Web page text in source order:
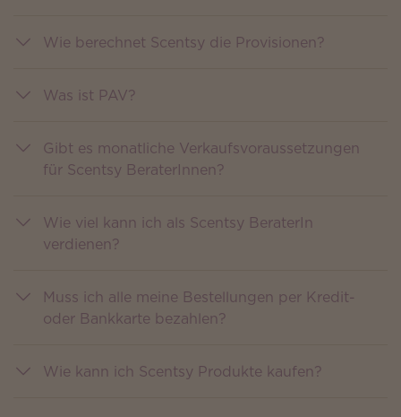
Wie berechnet Scentsy die Provisionen?
Was ist PAV?
Gibt es monatliche Verkaufsvoraussetzungen
für Scentsy BeraterInnen?
Wie viel kann ich als Scentsy BeraterIn
verdienen?
Muss ich alle meine Bestellungen per Kredit-
oder Bankkarte bezahlen?
Wie kann ich Scentsy Produkte kaufen?